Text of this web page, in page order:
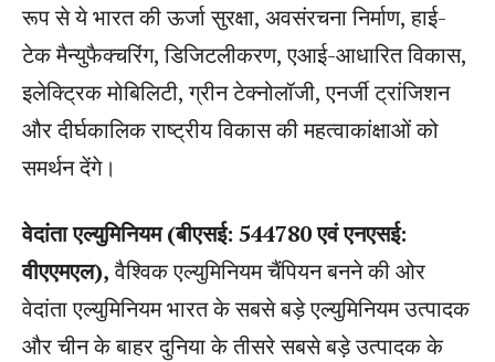
रूप से ये भारत की ऊर्जा सुरक्षा, अवसंरचना निर्माण, हाई-
टेक मैन्युफैक्चरिंग, डिजिटलीकरण, एआई-आधारित विकास,
इलेक्ट्रिक मोबिलिटी, ग्रीन टेक्नोलॉजी, एनर्जी ट्रांजिशन
और दीर्घकालिक राष्ट्रीय विकास की महत्वाकांक्षाओं को
समर्थन देंगे।
वेदांता एल्युमिनियम (बीएसई: 544780 एवं एनएसई:
वीएएमएल),वैश्विक एल्युमिनियम चैंपियन बनने की ओर
वेदांता एल्युमिनियम भारत के सबसे बड़े एल्युमिनियम उत्पादक
और चीन के बाहर दुनिया के तीसरे सबसे बड़े उत्पादक के